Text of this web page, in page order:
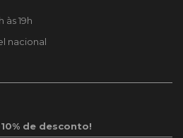
às 19h
nacional
de desconto!